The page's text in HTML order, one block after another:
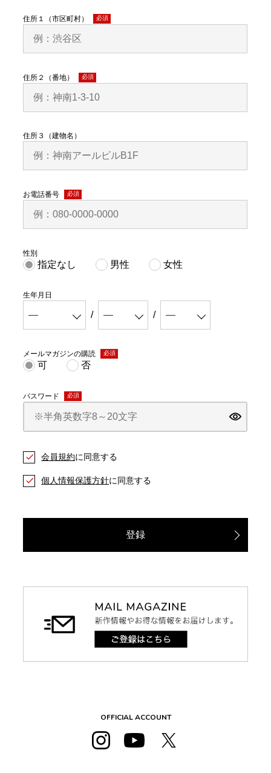
住所１（市区町村）
(必
住所２（番地）
(必
須)
住所３（建物名）
お電話番号
(必
須)
性別
指定なし 男性 女性
生年月日
メールマガジンの購読
可 否
パスワード
(必
須)
会員規約に同意する
個人情報保護方針に同意する
登録
OFFICIAL ACCOUNT